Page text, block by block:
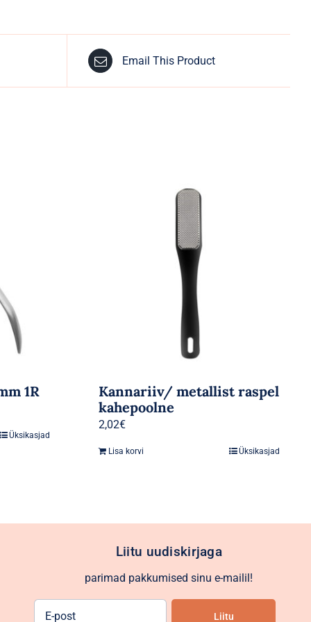
Email This Product
1R
Üksikasjad
Kannariiv/ metallist raspel
kahepoolne
2,02€
Lisa korvi Üksikasjad
Liitu uudiskirjaga
parimad pakkumised sinu e-mailil!
Liitu